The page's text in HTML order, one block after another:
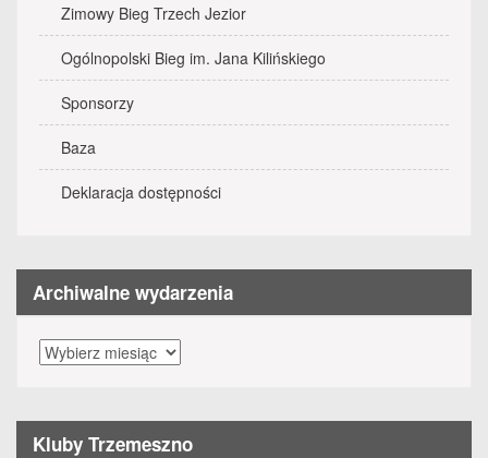
Zimowy Bieg Trzech Jezior
Ogólnopolski Bieg im. Jana Kilińskiego
Sponsorzy
Baza
Deklaracja dostępności
Archiwalne wydarzenia
Archiwalne
wydarzenia
Kluby Trzemeszno